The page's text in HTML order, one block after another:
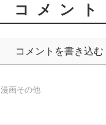
コメント
コメントを書き込む
漫画その他